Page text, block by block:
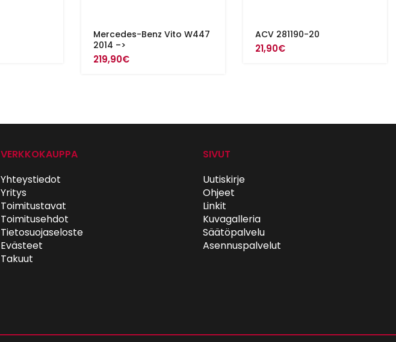
Mercedes-Benz Vito W447
2014 –>
219,90€
ACV 281190-20
21,90€
VERKKOKAUPPA
Yhteystiedot
Yritys
Toimitustavat
Toimitusehdot
Tietosuojaseloste
Evästeet
Takuut
SIVUT
Uutiskirje
Ohjeet
Linkit
Kuvagalleria
Säätöpalvelu
Asennuspalvelut